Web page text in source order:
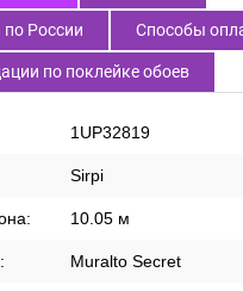
России Способы
по поклейке обоев
1UP32819
Sirpi
10.05 м
Muralto Secret